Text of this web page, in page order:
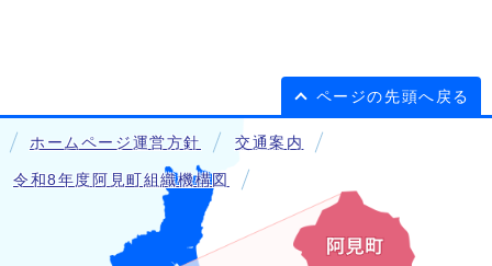
ページの先頭へ戻る
ホームページ運営方針 交通案内
令和8年度阿見町組織機構図